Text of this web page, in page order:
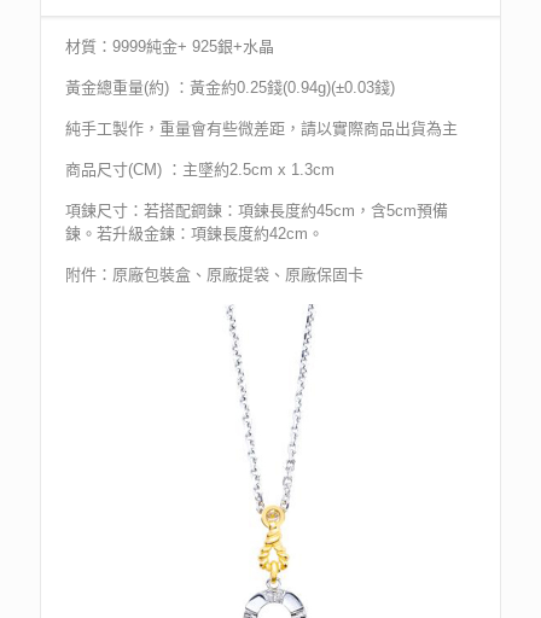
材質：9999純金+ 925銀+水晶
黃金總重量(約) ：黃金約0.25錢(0.94g)(±0.03錢)
純手工製作，重量會有些微差距，請以實際商品出貨為主
商品尺寸(CM) ：主墜約2.5cm x 1.3cm
項鍊尺寸：若搭配鋼鍊：項鍊長度約45cm，含5cm預備
鍊。若升級金鍊：項鍊長度約42cm。
附件：原廠包裝盒、原廠提袋、原廠保固卡